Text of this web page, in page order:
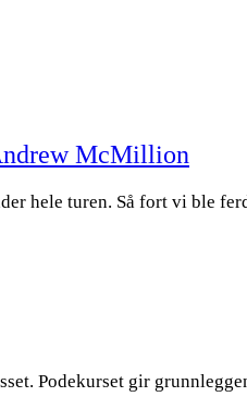
McMillion
hele turen. Så fort vi ble
Podekurset gir